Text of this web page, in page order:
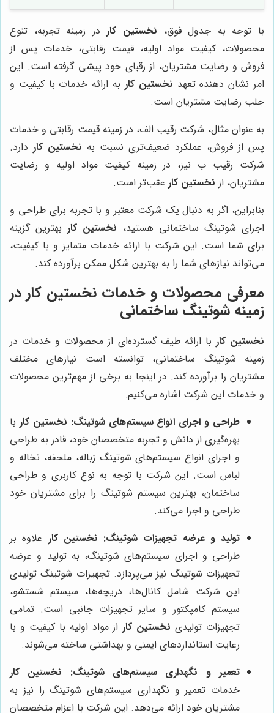
با توجه به جدول فوق، نخستین کاردر زمینه تجربه، تنوع
محصولات، کیفیت مواد اولیه، قیمت رقابتی، خدمات پس از
فروش و رضایت مشتریان، از رقبای خود پیشی گرفته است. این
امر نشان دهنده تعهد نخستین کار به ارائه خدمات با کیفیت و
جلب رضایت مشتریان است.
به عنوان مثال، شرکت رقیب الف، در زمینه قیمت رقابتی و خدمات
پس از فروش، عملکرد ضعیف‌تری نسبت به نخستین کار دارد.
شرکت رقیب ب نیز، در زمینه کیفیت مواد اولیه و رضایت
مشتریان، از نخستین کار عقب‌تر است.
بنابراین، اگر به دنبال یک شرکت معتبر و با تجربه برای طراحی و
اجرای شوتینگ ساختمانی هستید، نخستین کاربهترین گزینه
برای شما است. این شرکت با ارائه خدمات متمایز و با کیفیت،
می‌تواند نیازهای شما را به بهترین شکل ممکن برآورده کند.
معرفی محصولات و خدمات نخستین کاردر
زمینه شوتینگ ساختمانی
نخستین کار با ارائه طیف گسترده‌ای از محصولات و خدمات در
زمینه شوتینگ ساختمانی، توانسته است نیازهای مختلف
مشتریان را برآورده کند. در اینجا به برخی از مهم‌ترین محصولات
و خدمات این شرکت اشاره می‌کنیم:
طراحی و اجرای انواع سیستم‌های شوتینگ: نخستین کار با
بهره‌گیری از دانش و تجربه متخصصان خود، قادر به طراحی
و اجرای انواع سیستم‌های شوتینگ زباله، ملحفه، نخاله و
لباس است. این شرکت با توجه به نوع کاربری و طراحی
ساختمان، بهترین سیستم شوتینگ را برای مشتریان خود
طراحی و اجرا می‌کند.
تولید و عرضه تجهیزات شوتینگ: نخستین کار علاوه بر
طراحی و اجرای سیستم‌های شوتینگ، به تولید و عرضه
تجهیزات شوتینگ نیز می‌پردازد. تجهیزات شوتینگ تولیدی
این شرکت شامل کانال‌ها، دریچه‌ها، سیستم شستشو،
سیستم کامپکتور و سایر تجهیزات جانبی است. تمامی
تجهیزات تولیدی نخستین کار از مواد اولیه با کیفیت و با
رعایت استانداردهای ایمنی و بهداشتی ساخته می‌شوند.
تعمیر و نگهداری سیستم‌های شوتینگ:
نخستین کار
خدمات تعمیر و نگهداری سیستم‌های شوتینگ را نیز به
مشتریان خود ارائه می‌دهد. این شرکت با اعزام متخصصان